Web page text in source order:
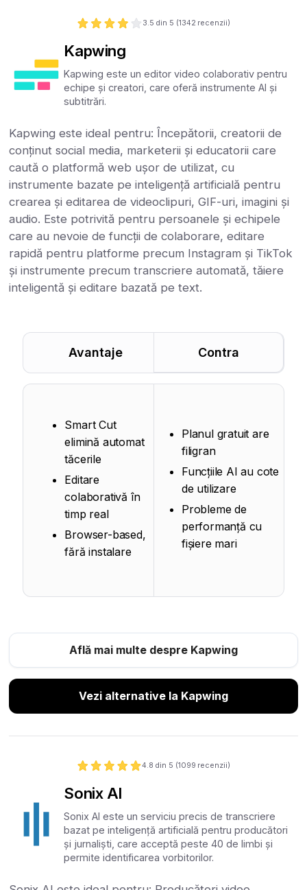
3.5 din 5 (1342 recenzii)
Kapwing
Kapwing este un editor video colaborativ pentru
echipe și creatori, care oferă instrumente AI și
subtitrări.
Kapwing este ideal pentru: Începătorii, creatorii de
conținut social media, marketerii și educatorii care
caută o platformă web ușor de utilizat, cu
instrumente bazate pe inteligență artificială pentru
crearea și editarea de videoclipuri, GIF-uri, imagini și
audio. Este potrivită pentru persoanele și echipele
care au nevoie de funcții de colaborare, editare
rapidă pentru platforme precum Instagram și TikTok
și instrumente precum transcriere automată, tăiere
inteligentă și editare bazată pe text.
Avantaje Contra
Smart Cut
elimină automat
tăcerile
Editare
colaborativă în
timp real
Browser-based,
fără instalare
Planul gratuit are
filigran
Funcțiile AI au cote
de utilizare
Probleme de
performanță cu
fișiere mari
Află mai multe despre Kapwing
Vezi alternative la Kapwing
4.8 din 5 (1099 recenzii)
Sonix AI
Sonix AI este un serviciu precis de transcriere
bazat pe inteligență artificială pentru producători
și jurnaliști, care acceptă peste 40 de limbi și
permite identificarea vorbitorilor.